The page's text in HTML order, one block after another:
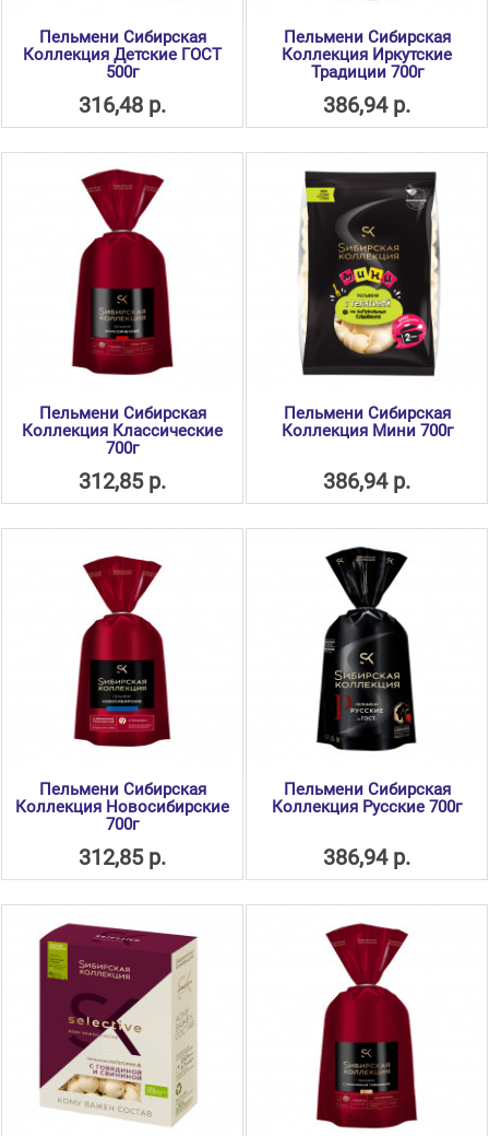
Пельмени Сибирская
Коллекция Детские ГОСТ
500г
316,48 р.
Пельмени Сибирская
Коллекция Иркутские
Традиции 700г
386,94 р.
Пельмени Сибирская
Коллекция Классические
700г
312,85 р.
Пельмени Сибирская
Коллекция Мини 700г
386,94 р.
Пельмени Сибирская
Коллекция Новосибирские
700г
312,85 р.
Пельмени Сибирская
Коллекция Русские 700г
386,94 р.